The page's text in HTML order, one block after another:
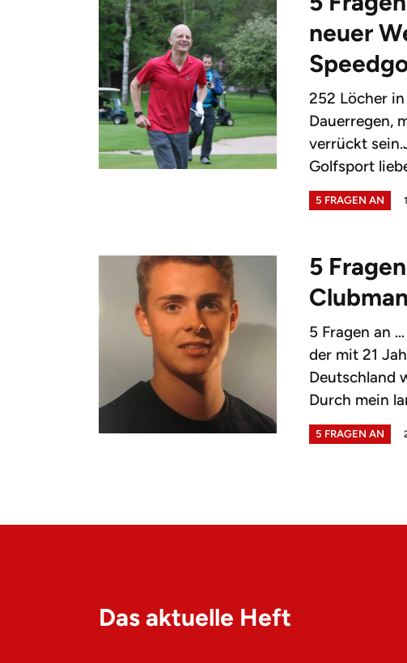
neuer
252 Löcher
Dauerregen,
verrückt
Golfsport
5 FRAGEN AN
5
5 Fragen an
der mit 21
Deutschland
Durch mein
5 FRAGEN AN
Das aktuelle Heft